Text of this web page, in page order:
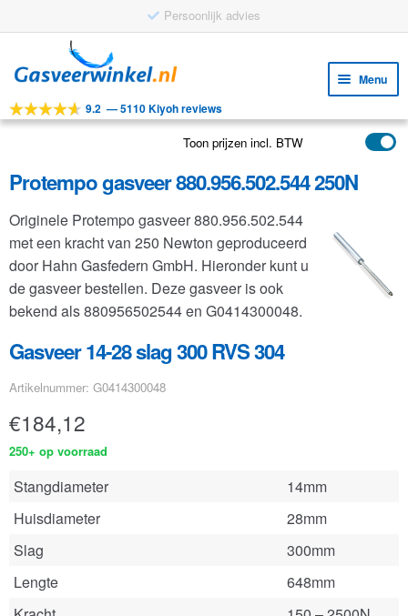
Persoonlijk advies
door
navigatie
naar
inhoud
Menu
Tools
Toepassingen
Klantenservice
FAQ
9.2 —5110 Kiyoh reviews
Toon prijzen incl. BTW
Protempo gasveer 880.956.502.544 250N
Originele Protempo gasveer 880.956.502.544
met een kracht van 250 Newton geproduceerd
door Hahn Gasfedern GmbH. Hieronder kunt u
de gasveer bestellen. Deze gasveer is ook
bekend als 880956502544 en G0414300048.
Gasveer 14-28 slag 300 RVS 304
Artikelnummer: G0414300048
€184,12
250+ op voorraad
Stangdiameter
14mm
Huisdiameter
28mm
Slag
300mm
Lengte
648mm